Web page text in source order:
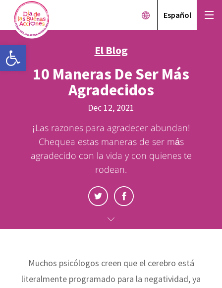
Open toolbar
Español
El Blog
10 Maneras De Ser Más
Agradecidos
Dec 12, 2021
¡Las razones para agradecer abundan!
Chequea estas maneras de ser más
agradecido con la vida y con quienes te
rodean.
Muchos psicólogos creen que el cerebro está
literalmente programado para la negatividad, ya